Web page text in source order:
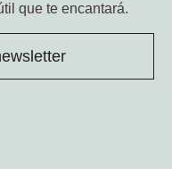
que te encantará.